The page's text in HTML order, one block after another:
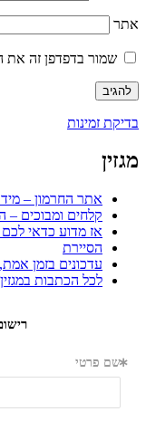
אתר
שמור בדפדפן זה את
בדיקת זמינות
מגזין
אתר החרמון –
קלחים ומבוכים
אז מדוע כדאי לכם
הסיירת
עדכונים בזמן
לכל הכתבות במגזין